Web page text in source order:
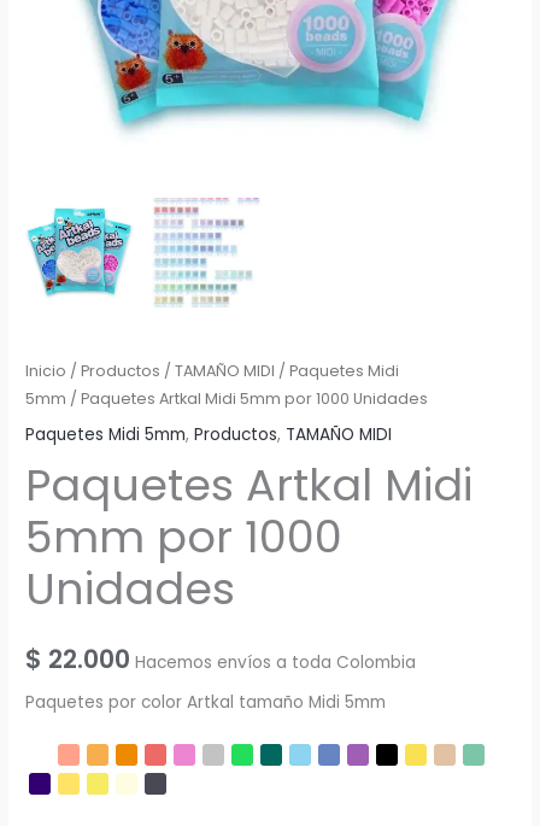
Inicio /Productos /TAMAÑO MIDI /Paquetes Midi
5mm / Paquetes Artkal Midi 5mm por 1000 Unidades
Paquetes Midi 5mm,Productos, TAMAÑO MIDI
Paquetes Artkal Midi
5mm por 1000
Unidades
$ 22.000 Hacemos envíos a toda Colombia
Paquetes por color Artkal tamaño Midi 5mm